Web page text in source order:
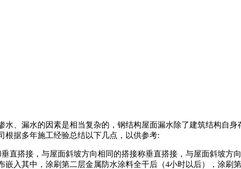
漏水的因素是相当复杂的，钢结构屋面漏水除了建筑结构自身
根据多年施工经验总结以下几点，以供参考:
搭接，与屋面斜坡方向相同的搭接称垂直搭接，与屋面斜坡方
入其中，涂刷第二层金属防水涂料全干后（4小时以后），涂刷